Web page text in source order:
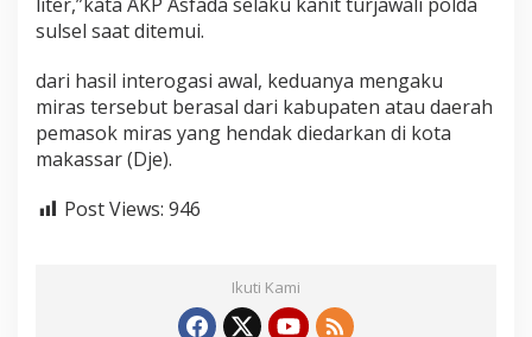
sulsel saat ditemui.
dari hasil interogasi awal, keduanya mengaku
miras tersebut berasal dari kabupaten atau daerah
pemasok miras yang hendak diedarkan di kota
makassar (Dje).
Post Views: 946
Ikuti Kami